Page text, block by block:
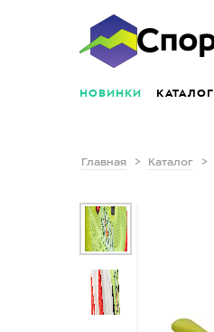
НОВИНКИ КАТАЛОГ
Главная Каталог